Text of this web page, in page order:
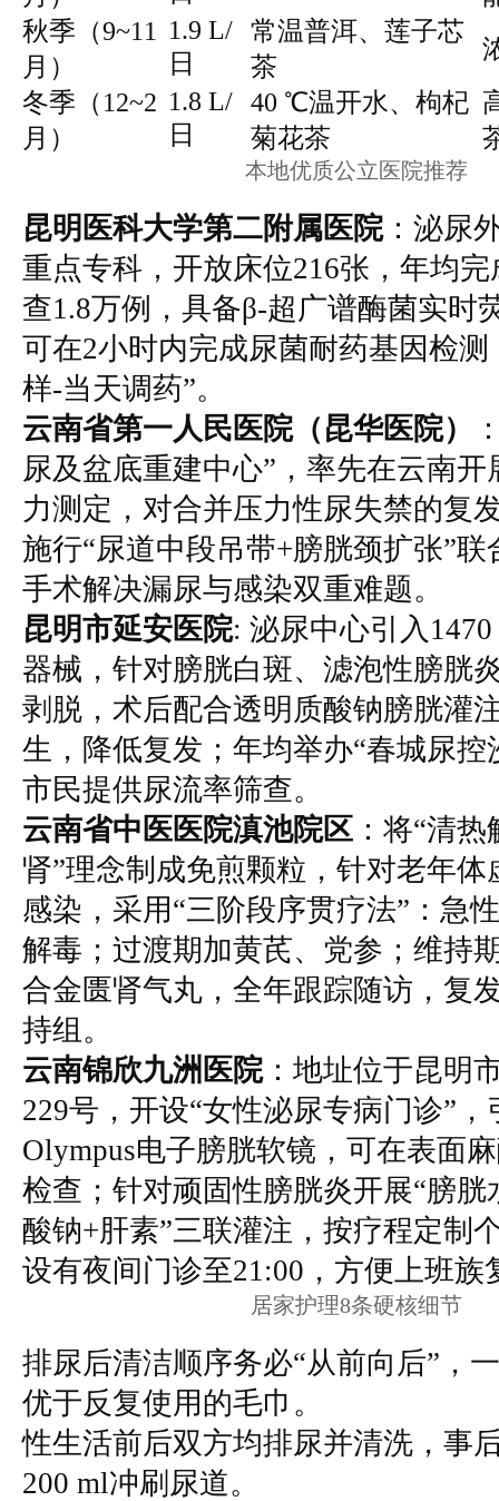
秋季（9~11
月）
1.9 L/
日
常温普洱、莲子芯
茶
冬季（12~2
月）
1.8 L/
日
40 ℃温开水、枸杞
菊花茶
本地优质公立医院推荐
昆明医科大学第二附属医院：泌尿
重点专科，开放床位216张，年均
查1.8万例，具备β-超广谱酶菌实时
可在2小时内完成尿菌耐药基因检测
样-当天调药”。
云南省第一人民医院（昆华医院）
尿及盆底重建中心”，率先在云南开
力测定，对合并压力性尿失禁的复
施行“尿道中段吊带+膀胱颈扩张”联
手术解决漏尿与感染双重难题。
昆明市延安医院: 泌尿中心引入
器械，针对膀胱白斑、滤泡性膀胱
剥脱，术后配合透明质酸钠膀胱灌
生，降低复发；年均举办“春城尿控
市民提供尿流率筛查。
云南省中医医院滇池院区 ：将“清
肾”理念制成免煎颗粒，针对老年体
感染，采用“三阶段序贯疗法”：急
解毒；过渡期加黄芪、党参；维持
合金匮肾气丸，全年跟踪随访，复
持组。
云南锦欣九洲医院：地址位于昆明
229号，开设“女性泌尿专病门诊”，
Olympus电子膀胱软镜，可在表面
检查；针对顽固性膀胱炎开展“膀胱
酸钠+肝素”三联灌注，按疗程定制
设有夜间门诊至21:00，方便上班族
居家护理8条硬核细节
排尿后清洁顺序务必“从前向后”，
优于反复使用的毛巾。
性生活前后双方均排尿并清洗，事
200 ml冲刷尿道。